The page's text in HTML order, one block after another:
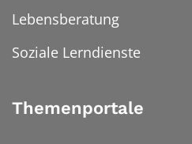
Lebensberatung
Soziale Lerndienste
Themenportale